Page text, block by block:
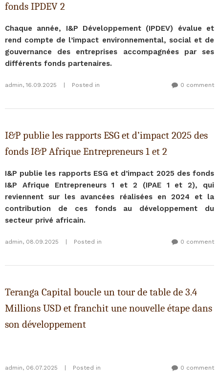
fonds IPDEV 2
Chaque année, I&P Développement (IPDEV) évalue et
rend compte de l’impact environnemental, social et de
gouvernance des entreprises accompagnées par ses
différents fonds partenaires.
admin, 16.09.2025 Posted in 0 comment
I&P publie les rapports ESG et d’impact 2025 des
fonds I&P Afrique Entrepreneurs 1 et 2
I&P publie les rapports ESG et d’impact 2025 des fonds
I&P Afrique Entrepreneurs 1 et 2 (IPAE 1 et 2), qui
reviennent sur les avancées réalisées en 2024 et la
contribution de ces fonds au développement du
secteur privé africain.
admin, 08.09.2025 Posted in 0 comment
Teranga Capital boucle un tour de table de 3.4
Millions USD et franchit une nouvelle étape dans
son développement
admin, 06.07.2025 Posted in 0 comment